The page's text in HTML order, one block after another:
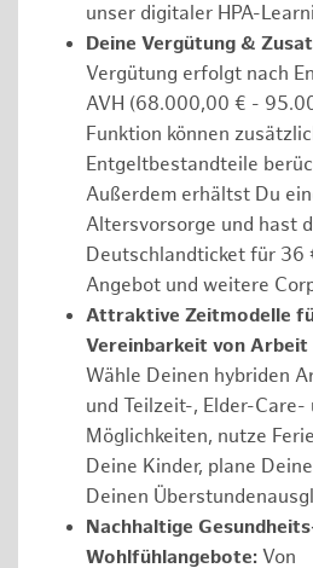
unser digitaler HPA-
Deine Vergütung &
Vergütung erfolgt nach
AVH (68.000,00 € -
Funktion können
Entgeltbestandteile
Außerdem erhältst Du
Altersvorsorge und hast
Deutschlandticket für 36
Angebot und weitere
Attraktive Zeitmodelle
Vereinbarkeit von Arbeit
Wähle Deinen hybriden
und Teilzeit-, Elder-
Möglichkeiten, nutze
Deine Kinder, plane
Deinen
Nachhaltige
Wohlfühlangebote: Von